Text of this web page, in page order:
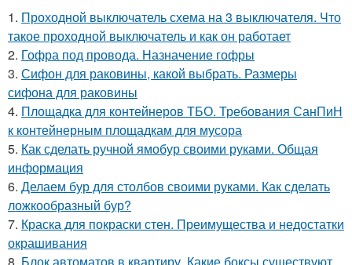
1. Проходной выключатель схема на 3 выключателя. Что
такое проходной выключатель и как он работает
2. Гофра под провода. Назначение гофры
3. Сифон для раковины, какой выбрать. Размеры
сифона для раковины
4. Площадка для контейнеров ТБО. Требования СанПиН
к контейнерным площадкам для мусора
5. Как сделать ручной ямобур своими руками. Общая
информация
6. Делаем бур для столбов своими руками. Как сделать
ложкообразный бур?
7. Краска для покраски стен. Преимущества и недостатки
окрашивания